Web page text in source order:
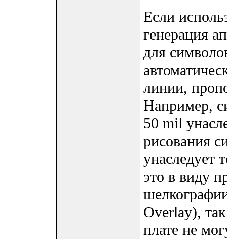
Если
генерация
для
линии,
Например,
50 mil
рисования
унаследует
это в виду
Overlay),
плате не